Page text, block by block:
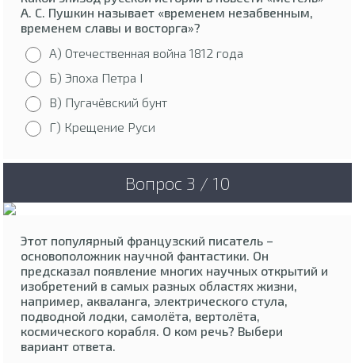
А. С. Пушкин называет «временем незабвенным,
временем славы и восторга»?
А) Отечественная война 1812 года
Б) Эпоха Петра I
В) Пугачёвский бунт
Г) Крещение Руси
Вопрос 3 / 10
Этот популярный французский писатель –
основоположник научной фантастики. Он
предсказал появление многих научных открытий и
изобретений в самых разных областях жизни,
например, акваланга, электрического стула,
подводной лодки, самолёта, вертолёта,
космического корабля. О ком речь? Выбери
вариант ответа.